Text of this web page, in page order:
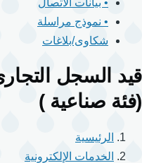
• بيانات الاتصال
• نموذج مراسلة
شكاوى/بلاغات
قيد السجل
(فئة صناعية )
الرئيسية
الخدمات الإلكترونية